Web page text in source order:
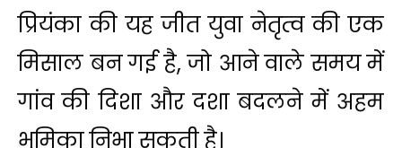
प्रियंका की यह जीत युवा नेतृत्व की एक
मिसाल बन गई है, जो आने वाले समय में
गांव की दिशा और दशा बदलने में अहम
भूमिका निभा सकती है।